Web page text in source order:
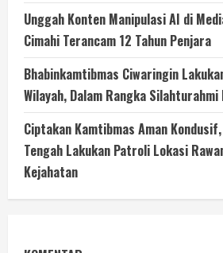
Unggah Konten Manipulasi AI di
Cimahi Terancam 12 Tahun Penjara
Bhabinkamtibmas Ciwaringin
Wilayah, Dalam Rangka
Ciptakan Kamtibmas Aman
Tengah Lakukan Patroli Lokasi
Kejahatan